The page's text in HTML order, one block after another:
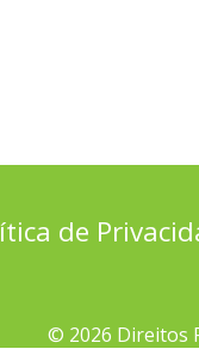
de
© 2026 Direitos